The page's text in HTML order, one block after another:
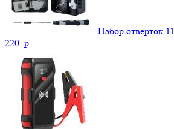
Набор отверток
220. p